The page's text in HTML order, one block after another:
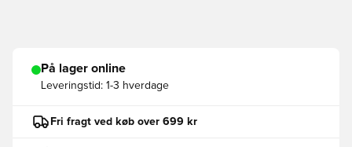
På lager online
Leveringstid: 1-3 hverdage
Fri fragt ved køb over 699 kr